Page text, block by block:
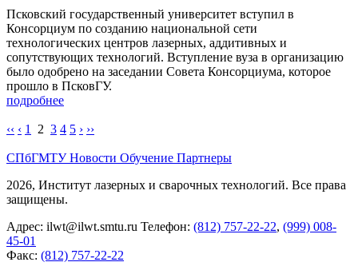
Псковcкий государственный университет вступил в
Консорциум по созданию национальной сети
технологических центров лазерных, аддитивных и
сопутствующих технологий. Вступление вуза в организацию
было одобрено на заседании Совета Консорциума, которое
прошло в ПсковГУ.
подробнее
‹‹ ‹ 1 2 3 4 5 › ››
СПбГМТУНовости Обучение Партнеры
2026, Институт лазерных и сварочных технологий. Все права
защищены.
Адрес: ilwt@ilwt.smtu.ru Телефон: (812) 757-22-22, (999) 008-
45-01
Факс: (812) 757-22-22